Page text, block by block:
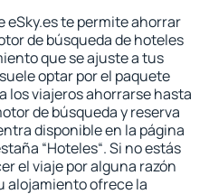
eSky.es te permite ahorrar
de búsqueda de hoteles
que se ajuste a tus
optar por el paquete
los viajeros ahorrarse hasta
de búsqueda y reserva
disponible en la página
“Hoteles“. Si no estás
el viaje por alguna razón
alojamiento ofrece la